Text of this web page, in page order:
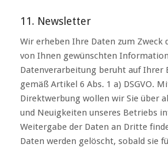
11. Newsletter
Wir erheben Ihre Daten zum Zweck
von Ihnen gewünschten
Datenverarbeitung beruht auf Ihrer
gemäß Artikel 6 Abs. 1 a) DSGVO.
Direktwerbung wollen wir Sie über
und Neuigkeiten unseres Betriebs
Weitergabe der Daten an Dritte
Daten werden gelöscht, sobald sie